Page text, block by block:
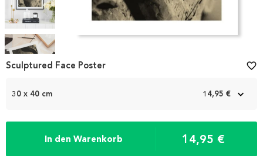
Item
1
30 x 40 cm 14,95 €
In den Warenkorb 14,95 €
Sculptured Face Poster favorite_border